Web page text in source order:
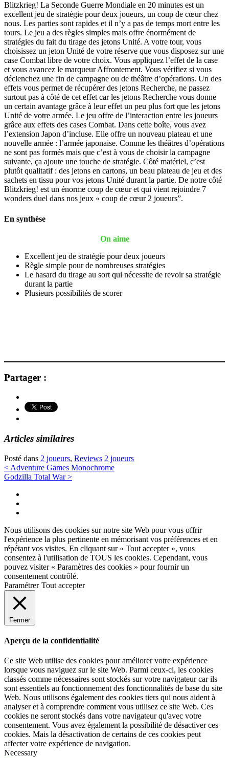
Blitzkrieg! La Seconde Guerre Mondiale en 20 minutes est un
excellent jeu de stratégie pour deux joueurs, un coup de cœur chez
nous. Les parties sont rapides et il n’y a pas de temps mort entre les
tours. Le jeu a des règles simples mais offre énormément de
stratégies du fait du tirage des jetons Unité. A votre tour, vous
choisissez un jeton Unité de votre réserve que vous disposez sur une
case Combat libre de votre choix. Vous appliquez l’effet de la case
et vous avancez le marqueur Affrontement. Vous vérifiez si vous
déclenchez une fin de campagne ou de théâtre d’opérations. Un des
effets vous permet de récupérer des jetons Recherche, ne passez
surtout pas à côté de cet effet car les jetons Recherche vous donne
un certain avantage grâce à leur effet un peu plus fort que les jetons
Unité de votre armée. Le jeu offre de l’interaction entre les joueurs
grâce aux effets des cases Combat. Dans cette boîte, vous avez
l’extension Japon d’incluse. Elle offre un nouveau plateau et une
nouvelle armée : l’armée japonaise. Comme les théâtres d’opérations
ne sont pas formés mais que c’est à vous de choisir la campagne
suivante, ça ajoute une touche de stratégie. Côté matériel, c’est
plutôt qualitatif : des jetons en cartons, un beau plateau de jeu et des
sachets en tissu pour vos jetons Unité durant la partie. De notre côté
Blitzkrieg! est un énorme coup de cœur et qui vient rejoindre 7
wonders duel dans nos jeux « coup de cœur 2 joueurs”.
En synthèse
On aime
Excellent jeu de stratégie pour deux joueurs
Règle simple pour de nombreuses stratégies
Le hasard du tirage au sort qui nécessite de revoir sa stratégie
durant la partie
Plusieurs possibilités de scorer
Partager :
Articles similaires
Posté dans 2 joueurs, Reviews 2 joueurs
Navigation
des
articles
< Adventure Games Monochrome
Godzilla Total War>
Nous utilisons des cookies sur notre site Web pour vous offrir
l'expérience la plus pertinente en mémorisant vos préférences et en
répétant vos visites. En cliquant sur « Tout accepter », vous
consentez à l'utilisation de TOUS les cookies. Cependant, vous
pouvez visiter « Paramètres des cookies » pour fournir un
consentement contrôlé.
Paramétrer Tout accepter
Fermer
Aperçu de la confidentialité
Ce site Web utilise des cookies pour améliorer votre expérience
lorsque vous naviguez sur le site Web. Parmi ceux-ci, les cookies
classés comme nécessaires sont stockés sur votre navigateur car ils
sont essentiels au fonctionnement des fonctionnalités de base du site
Web. Nous utilisons également des cookies tiers qui nous aident à
analyser et à comprendre comment vous utilisez ce site Web. Ces
cookies ne seront stockés dans votre navigateur qu'avec votre
consentement. Vous avez également la possibilité de désactiver ces
cookies. Mais la désactivation de certains de ces cookies peut
affecter votre expérience de navigation.
Necessary